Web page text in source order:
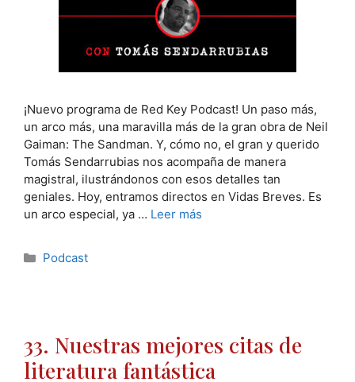
¡Nuevo programa de Red Key Podcast! Un paso más,
un arco más, una maravilla más de la gran obra de Neil
Gaiman: The Sandman. Y, cómo no, el gran y querido
Tomás Sendarrubias nos acompaña de manera
magistral, ilustrándonos con esos detalles tan
geniales. Hoy, entramos directos en Vidas Breves. Es
un arco especial, ya … Leer más
Categorías
Podcast
33. Nuestras mejores citas de
literatura fantástica